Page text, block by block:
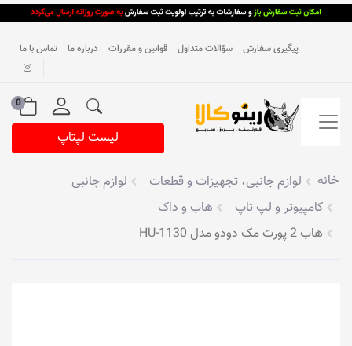
پیگیری سفارش سؤالات متداول قوانین و مقررات درباره ما تماس با ما
0
لیست لپتاپ
خانه لوازم جانبی، تجهیزات و قطعات
لوازم جانبی
کامپیوتر و لپ تاپ
هاب و داک
هاب 2 پورت مک دو‌دو مدل HU-1130